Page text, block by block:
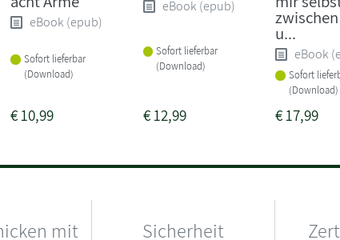
eBook (epub)
Sofort lieferbar
(Download)
€10,99
eBook (epub)
Sofort lieferbar
(Download)
€12,99
u...
eBook
Sofort
(Download)
€17,99
mit Sicherheit